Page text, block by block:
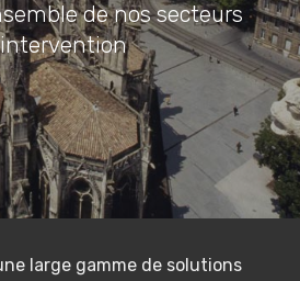
de nos secteurs
large gamme de solutions